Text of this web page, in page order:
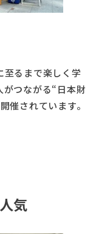
至るまで楽しく学
つながる“日本財
催されています。
気